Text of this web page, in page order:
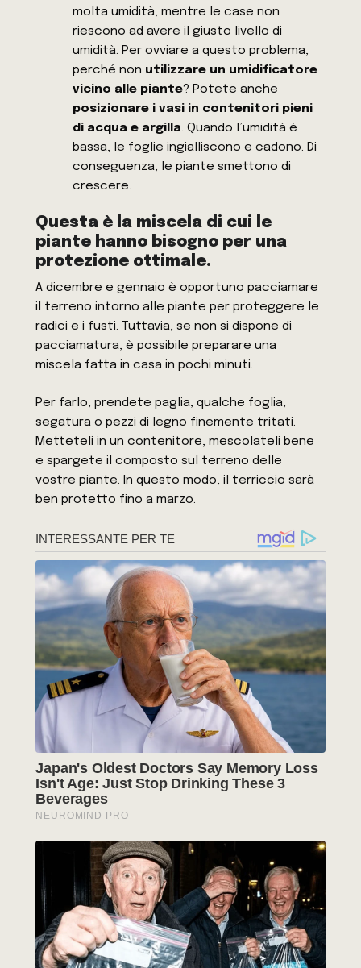
molta umidità, mentre le case non
riescono ad avere il giusto livello di
umidità. Per ovviare a questo problema,
perché non utilizzare un umidificatore
vicino alle piante? Potete anche
posizionare i vasi in contenitori pieni
di acqua e argilla. Quando l’umidità è
bassa, le foglie ingialliscono e cadono. Di
conseguenza, le piante smettono di
crescere.
Questa è la miscela di cui le
piante hanno bisogno per una
protezione ottimale.
A dicembre e gennaio è opportuno pacciamare
il terreno intorno alle piante per proteggere le
radici e i fusti. Tuttavia, se non si dispone di
pacciamatura, è possibile preparare una
miscela fatta in casa in pochi minuti.
Per farlo, prendete paglia, qualche foglia,
segatura o pezzi di legno finemente tritati.
Metteteli in un contenitore, mescolateli bene
e spargete il composto sul terreno delle
vostre piante. In questo modo, il terriccio sarà
ben protetto fino a marzo.